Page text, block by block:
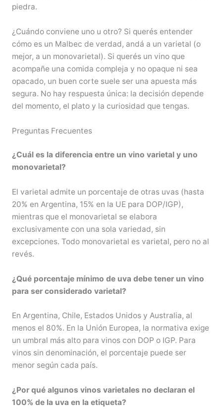
piedra.
¿Cuándo conviene uno u otro? Si querés entender
cómo es un Malbec de verdad, andá a un varietal (o
mejor, a un monovarietal). Si querés un vino que
acompañe una comida compleja y no opaque ni sea
opacado, un buen corte suele ser una apuesta más
segura. No hay respuesta única: la decisión depende
del momento, el plato y la curiosidad que tengas.
Preguntas Frecuentes
¿Cuál es la diferencia entre un vino varietal y uno
monovarietal?
El varietal admite un porcentaje de otras uvas (hasta
20% en Argentina, 15% en la UE para DOP/IGP),
mientras que el monovarietal se elabora
exclusivamente con una sola variedad, sin
excepciones. Todo monovarietal es varietal, pero no al
revés.
¿Qué porcentaje mínimo de uva debe tener un vino
para ser considerado varietal?
En Argentina, Chile, Estados Unidos y Australia, al
menos el 80%. En la Unión Europea, la normativa exige
un umbral más alto para vinos con DOP o IGP. Para
vinos sin denominación, el porcentaje puede ser
menor según cada país.
¿Por qué algunos vinos varietales no declaran el
100% de la uva en la etiqueta?